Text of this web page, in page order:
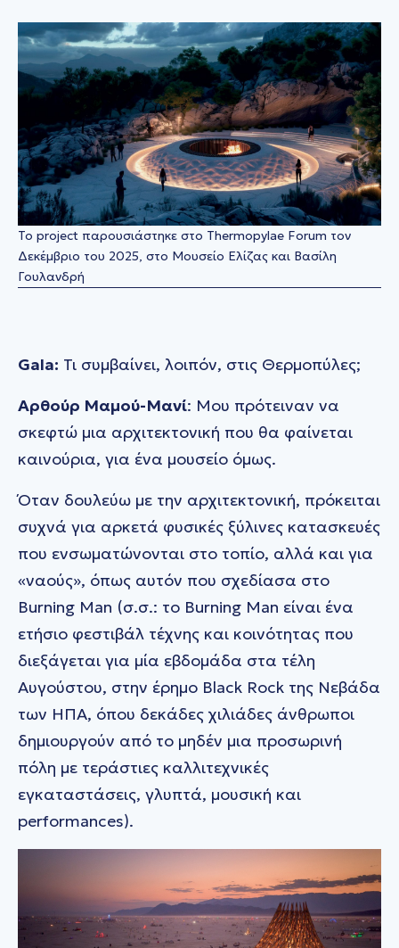
Το project παρουσιάστηκε στο Thermopylae Forum τον
Δεκέμβριο του 2025, στο Μουσείο Ελίζας και Βασίλη
Γουλανδρή
Gala: Τι συμβαίνει, λοιπόν, στις Θερμοπύλες;
Aρθούρ Μαμού-Μανί: Μου πρότειναν να
σκεφτώ μια αρχιτεκτονική που θα φαίνεται
καινούρια, για ένα μουσείο όμως.
Όταν δουλεύω με την αρχιτεκτονική, πρόκειται
συχνά για αρκετά φυσικές ξύλινες κατασκευές
που ενσωματώνονται στο τοπίο, αλλά και για
«ναούς», όπως αυτόν που σχεδίασα στο
Burning Man (σ.σ.: το Burning Man είναι ένα
ετήσιο φεστιβάλ τέχνης και κοινότητας που
διεξάγεται για μία εβδομάδα στα τέλη
Αυγούστου, στην έρημο Black Rock της Νεβάδα
των ΗΠΑ, όπου δεκάδες χιλιάδες άνθρωποι
δημιουργούν από το μηδέν μια προσωρινή
πόλη με τεράστιες καλλιτεχνικές
εγκαταστάσεις, γλυπτά, μουσική και
performances).